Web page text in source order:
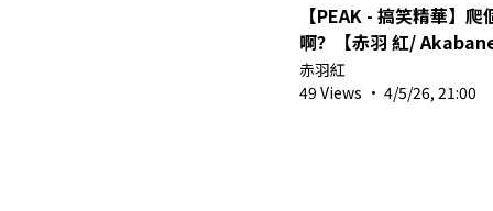
【PEAK - 搞笑精華】
啊？【赤羽 紅/
w/Amaiusagi
赤羽紅
49 Views · 4/5/26, 21:00